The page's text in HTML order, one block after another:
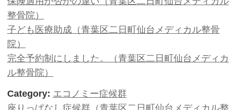
Category:
よくある質問 （青葉区二日町仙台
院）
マッサージチェアを買う前にご相談
仙台メディカル整骨院）